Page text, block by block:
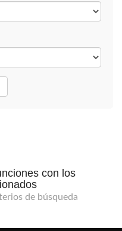
con los
de búsqueda